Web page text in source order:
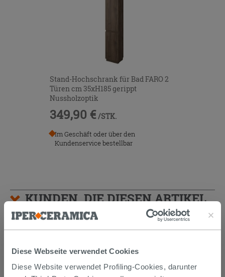
Diese Webseite verwendet Cookies
Diese Website verwendet Profiling-Cookies, darunter
Stand-Hochschrank für Bad FARO 2
Türen cm 35xH185 gerippt
Nussholzoptik
349,90 € /STK.
Im Geschäft oder über den
Kundenservice bestellbar
KUNDEN, DIE DIESEN ARTIKEL
GEKAUFT HABEN, KAUFTEN
AUCH...